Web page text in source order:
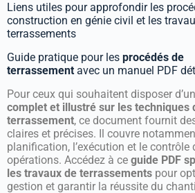
Liens utiles pour approfondir les
construction en génie civil et les
terrassements
Guide pratique pour les procédés de
terrassement avec un manuel PDF
Pour ceux qui souhaitent disposer d’un
complet et illustré sur les techniques
terrassement, ce document fournit
claires et précises. Il couvre
planification, l’exécution et le contrôle
opérations. Accédez à ce guide PDF
les travaux de terrassements pour
gestion et garantir la réussite du